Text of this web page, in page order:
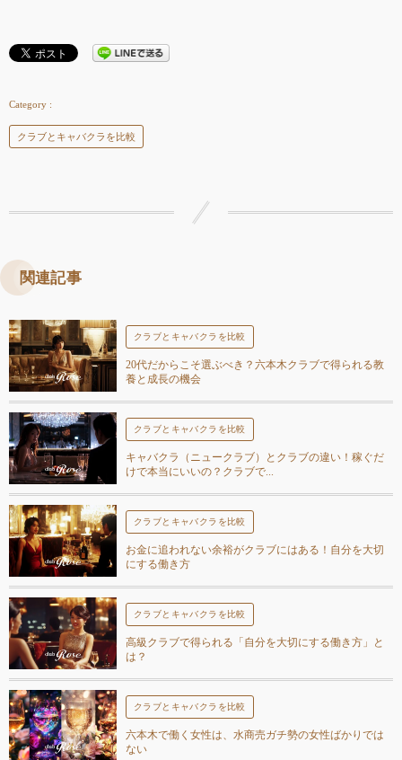
クラブとキャバクラを比較
関連記事
クラブとキャバクラを比較
20代だからこそ選ぶべき？六本木クラブで得られる教
養と成長の機会
クラブとキャバクラを比較
キャバクラ（ニュークラブ）とクラブの違い！稼ぐだ
けで本当にいいの？クラブで...
クラブとキャバクラを比較
お金に追われない余裕がクラブにはある！自分を大切
にする働き方
クラブとキャバクラを比較
高級クラブで得られる「自分を大切にする働き方」と
は？
クラブとキャバクラを比較
六本木で働く女性は、水商売ガチ勢の女性ばかりでは
ない